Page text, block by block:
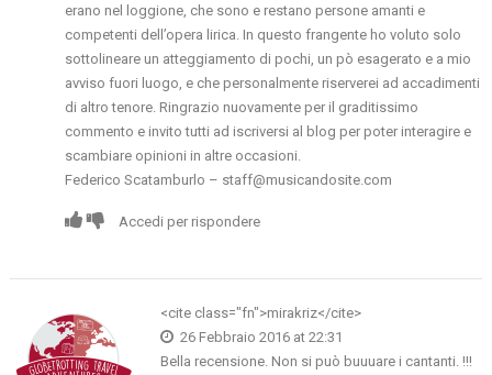
erano nel loggione, che sono e restano persone amanti e
competenti dell’opera lirica. In questo frangente ho voluto solo
sottolineare un atteggiamento di pochi, un pò esagerato e a mio
avviso fuori luogo, e che personalmente riserverei ad accadimenti
di altro tenore. Ringrazio nuovamente per il graditissimo
commento e invito tutti ad iscriversi al blog per poter interagire e
scambiare opinioni in altre occasioni.
Federico Scatamburlo – staff@musicandosite.com
Accedi per rispondere
<cite class="fn">mirakriz</cite>
26 Febbraio 2016 at 22:31
Bella recensione. Non si può buuuare i cantanti. !!!